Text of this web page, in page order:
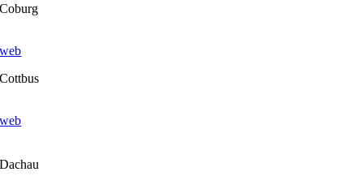
Coburg
web
Cottbus
web
Dachau